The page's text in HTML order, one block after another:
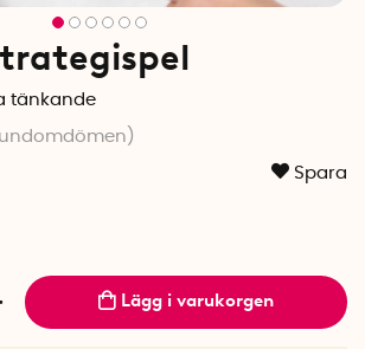
tänkande
)
Spara
Lägg i varukorgen